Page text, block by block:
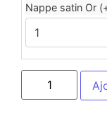
Nappe satin Or